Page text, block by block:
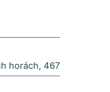
horách, 467